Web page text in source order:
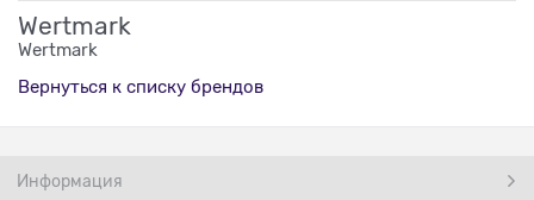
Wertmark
Wertmark
Вернуться к списку брендов
Информация